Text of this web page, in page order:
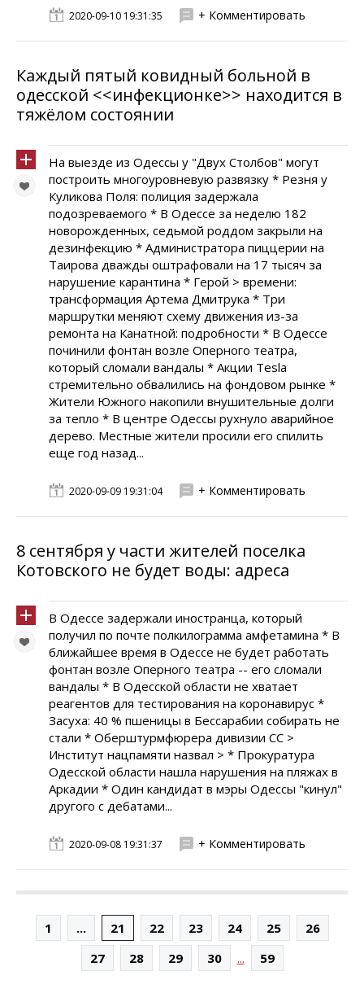
2020-09-10 19:31:35 + Комментировать
Каждый пятый ковидный больной в
одесской <<инфекционке>> находится в
тяжёлом состоянии
На выезде из Одессы у "Двух Столбов" могут
построить многоуровневую развязку * Резня у
Куликова Поля: полиция задержала
подозреваемого * В Одессе за неделю 182
новорожденных, седьмой роддом закрыли на
дезинфекцию * Администратора пиццерии на
Таирова дважды оштрафовали на 17 тысяч за
нарушение карантина * Герой > времени:
трансформация Артема Дмитрука * Три
маршрутки меняют схему движения из-за
ремонта на Канатной: подробности * В Одессе
починили фонтан возле Оперного театра,
который сломали вандалы * Акции Tesla
стремительно обвалились на фондовом рынке *
Жители Южного накопили внушительные долги
за тепло * В центре Одессы рухнуло аварийное
дерево. Местные жители просили его спилить
еще год назад...
2020-09-09 19:31:04 + Комментировать
8 сентября у части жителей поселка
Котовского не будет воды: адреса
В Одессе задержали иностранца, который
получил по почте полкилограмма амфетамина * В
ближайшее время в Одессе не будет работать
фонтан возле Оперного театра -- его сломали
вандалы * В Одесской области не хватает
реагентов для тестирования на коронавирус *
Засуха: 40 % пшеницы в Бессарабии собирать не
стали * Оберштурмфюрера дивизии СС >
Институт нацпамяти назвал > * Прокуратура
Одесской области нашла нарушения на пляжах в
Аркадии * Один кандидат в мэры Одессы "кинул"
другого с дебатами...
2020-09-08 19:31:37 + Комментировать
1 ... 21 22 23 24 25
26
27
28 29 30 ... 59